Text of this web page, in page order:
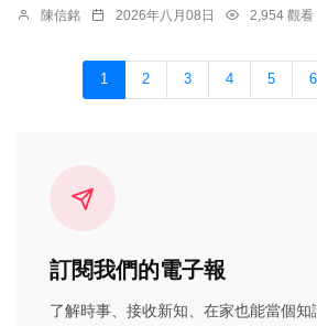
陳信銘 2026年八月08日 2,954 觀看
1 2 3 4 5 6
訂閱我們的電子報
了解時事、接收新知、在家也能當個知